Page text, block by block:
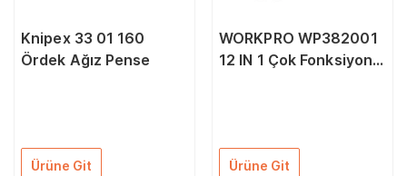
Knipex 33 01 160
Ördek Ağız Pense
Ürüne Git
WORKPRO WP382001
12 IN 1 Çok Fonksiyonlu
Ürüne Git